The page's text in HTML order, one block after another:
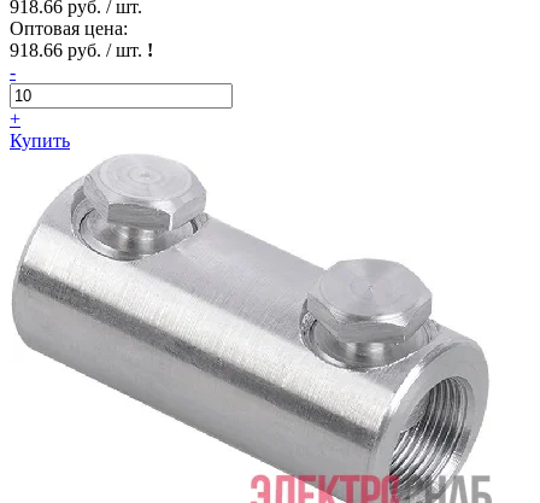
918.66 руб. / шт.
Оптовая цена:
918.66 руб. / шт. !
-
+
Купить